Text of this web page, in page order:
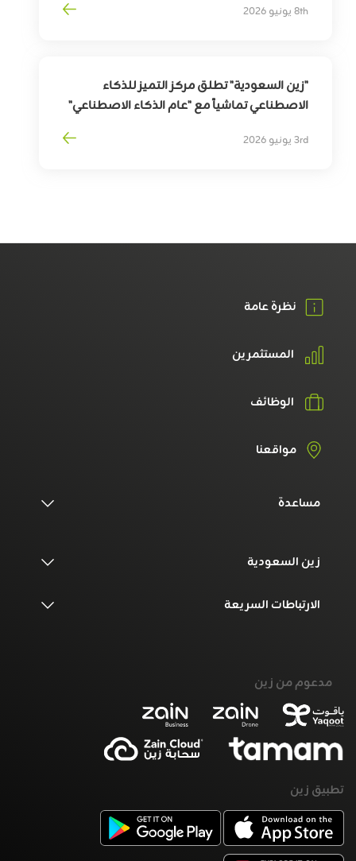
وترقيةتجربةالمسافرين 8th يونيو 2026
"زين السعودية" تطلق مركز التميز للذكاء
الاصطناعي تماشياً مع "عام الذكاء الاصطناعي"
3rd يونيو 2026
نظرة عامة
المستثمرين
الوظائف
مواقعنا
مساعدة
زين السعودية
الارتباطات السريعة
مدعوم من زين
تطبيق زين